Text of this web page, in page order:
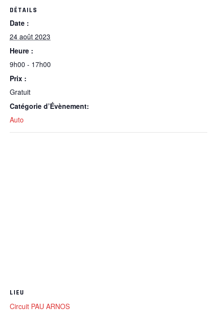
DÉTAILS
Date :
24 août 2023
Heure :
9h00 - 17h00
Prix :
Gratuit
Catégorie d’Évènement:
Auto
LIEU
Circuit PAU ARNOS